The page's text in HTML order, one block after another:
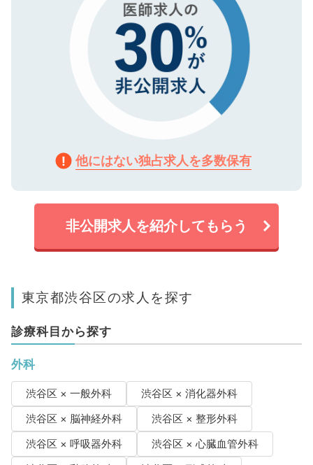
他にはない独占求人を多数保有
非公開求人を紹介してもらう
東京都渋谷区の求人を探す
診療科目から探す
外科
渋谷区 × 一般外科
渋谷区 × 消化器外科
渋谷区 × 脳神経外科
渋谷区 × 整形外科
渋谷区 × 呼吸器外科
渋谷区 × 心臓血管外科